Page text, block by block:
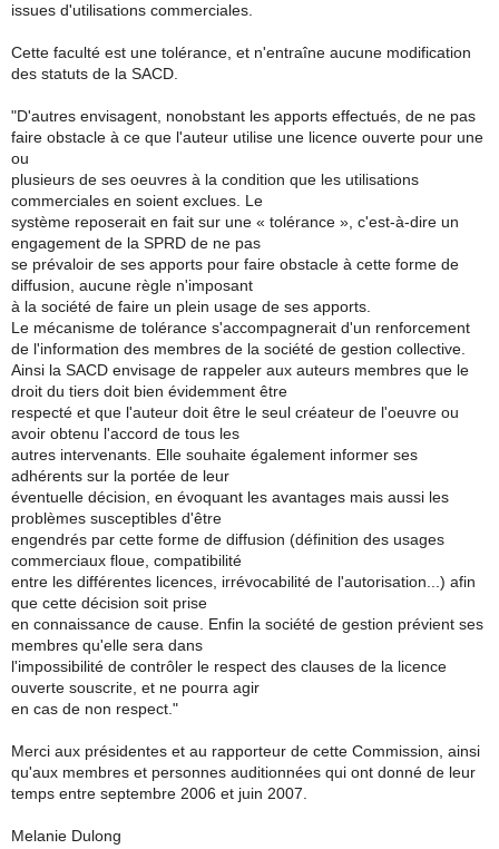
issues d'utilisations commerciales.
Cette faculté est une tolérance, et n'entraîne aucune modification
des statuts de la SACD.
"D'autres envisagent, nonobstant les apports effectués, de ne pas
faire obstacle à ce que l'auteur utilise une licence ouverte pour une
ou
plusieurs de ses oeuvres à la condition que les utilisations
commerciales en soient exclues. Le
système reposerait en fait sur une « tolérance », c'est-à-dire un
engagement de la SPRD de ne pas
se prévaloir de ses apports pour faire obstacle à cette forme de
diffusion, aucune règle n'imposant
à la société de faire un plein usage de ses apports.
Le mécanisme de tolérance s'accompagnerait d'un renforcement
de l'information des membres de la société de gestion collective.
Ainsi la SACD envisage de rappeler aux auteurs membres que le
droit du tiers doit bien évidemment être
respecté et que l'auteur doit être le seul créateur de l'oeuvre ou
avoir obtenu l'accord de tous les
autres intervenants. Elle souhaite également informer ses
adhérents sur la portée de leur
éventuelle décision, en évoquant les avantages mais aussi les
problèmes susceptibles d'être
engendrés par cette forme de diffusion (définition des usages
commerciaux floue, compatibilité
entre les différentes licences, irrévocabilité de l'autorisation...) afin
que cette décision soit prise
en connaissance de cause. Enfin la société de gestion prévient ses
membres qu'elle sera dans
l'impossibilité de contrôler le respect des clauses de la licence
ouverte souscrite, et ne pourra agir
en cas de non respect."
Merci aux présidentes et au rapporteur de cette Commission, ainsi
qu'aux membres et personnes auditionnées qui ont donné de leur
temps entre septembre 2006 et juin 2007.
Melanie Dulong